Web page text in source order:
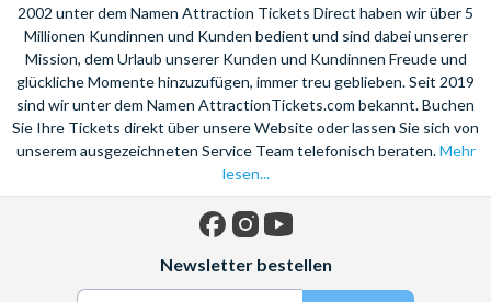
2002 unter dem Namen Attraction Tickets Direct haben wir über 5
Millionen Kundinnen und Kunden bedient und sind dabei unserer
Mission, dem Urlaub unserer Kunden und Kundinnen Freude und
glückliche Momente hinzuzufügen, immer treu geblieben. Seit 2019
sind wir unter dem Namen AttractionTickets.com bekannt. Buchen
Sie Ihre Tickets direkt über unsere Website oder lassen Sie sich von
unserem ausgezeichneten Service Team telefonisch beraten.Mehr
lesen...
Newsletter bestellen